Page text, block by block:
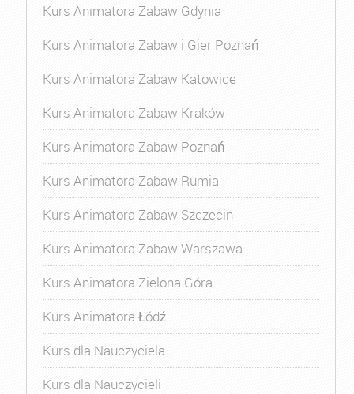
Kurs Animatora Zabaw Gdynia
Kurs Animatora Zabaw i Gier Poznań
Kurs Animatora Zabaw Katowice
Kurs Animatora Zabaw Kraków
Kurs Animatora Zabaw Poznań
Kurs Animatora Zabaw Rumia
Kurs Animatora Zabaw Szczecin
Kurs Animatora Zabaw Warszawa
Kurs Animatora Zielona Góra
Kurs Animatora Łódź
Kurs dla Nauczyciela
Kurs dla Nauczycieli